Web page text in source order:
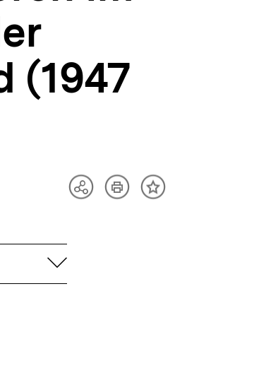
(1947
TeilenArtikelInhalt
aufklappen